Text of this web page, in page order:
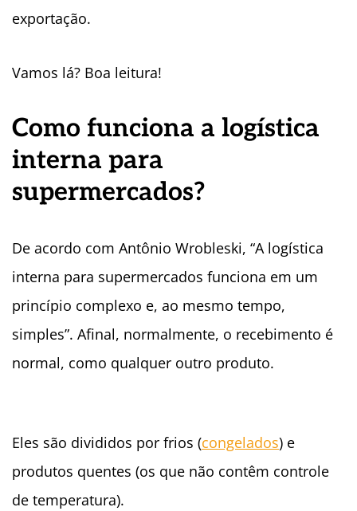
exportação.
Vamos lá? Boa leitura!
Como funciona a logística
interna para
supermercados?
De acordo com Antônio Wrobleski, “A logística
interna para supermercados funciona em um
princípio complexo e, ao mesmo tempo,
simples”. Afinal, normalmente, o recebimento é
normal, como qualquer outro produto.
Eles são divididos por frios (congelados) e
produtos quentes (os que não contêm controle
de temperatura).